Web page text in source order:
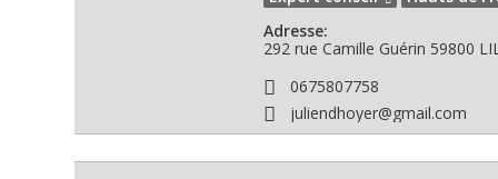
Adresse:
292 rue Camille Guérin 59800
0675807758
juliendhoyer@gmail.com